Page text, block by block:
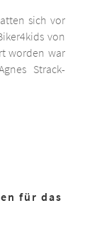
sich vor
von
worden war
Strack-
für das